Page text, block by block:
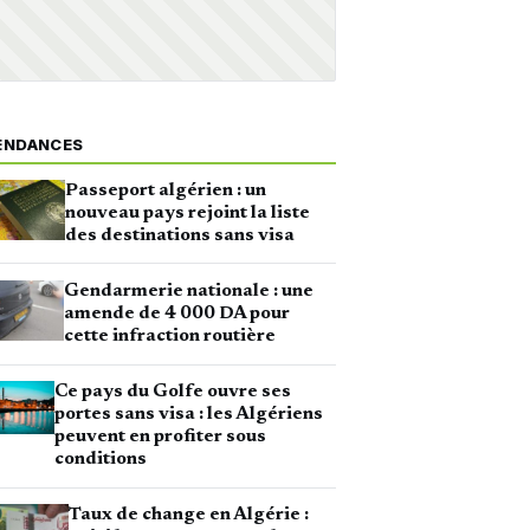
Passeport algérien : un
nouveau pays rejoint la liste
des destinations sans visa
Gendarmerie nationale : une
amende de 4 000 DA pour
cette infraction routière
Ce pays du Golfe ouvre ses
portes sans visa : les Algériens
peuvent en profiter sous
conditions
Taux de change en Algérie :